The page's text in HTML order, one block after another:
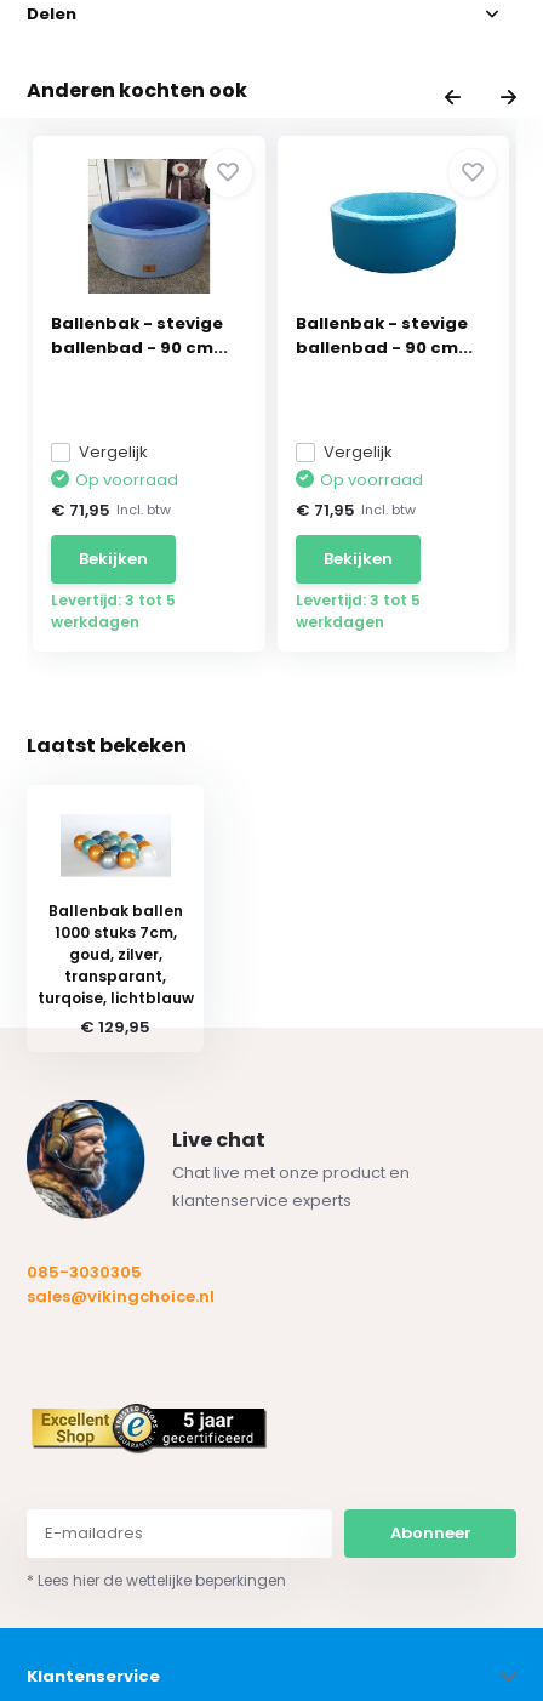
Delen
Anderen kochten ook
Ballenbak - stevige
ballenbad - 90 cm...
Vergelijk
Op voorraad
€ 71,95 Incl. btw
Bekijken
Levertijd: 3 tot 5
werkdagen
Ballenbak - stevige
ballenbad - 90 cm...
Vergelijk
Op voorraad
€ 71,95 Incl. btw
Bekijken
Levertijd: 3 tot 5
werkdagen
Laatst bekeken
Ballenbak ballen
1000 stuks 7cm,
goud, zilver,
transparant,
turqoise, lichtblauw
€ 129,95
Live chat
Chat live met onze product en
klantenservice experts
085-3030305
sales@vikingchoice.nl
Abonneer
* Lees hier de wettelijke beperkingen
Klantenservice